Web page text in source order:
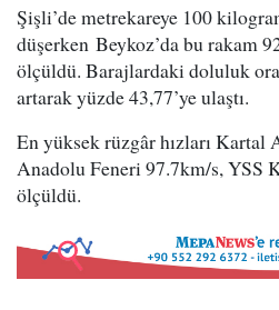
Şişli’de metrekareye 100
düşerken Beykoz’da bu rakam
ölçüldü. Barajlardaki doluluk
artarak yüzde 43,77’ye ulaştı.
En yüksek rüzgâr hızları Kartal
Anadolu Feneri 97.7km/s, YSS
ölçüldü.